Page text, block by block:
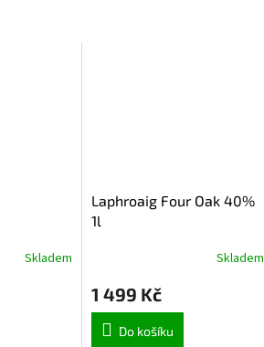
Skladem
Laphroaig Four Oak 40%
1l
Skladem
1 499 Kč
Do košíku